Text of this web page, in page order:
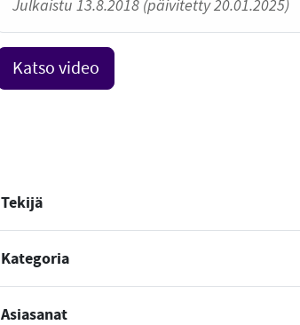
Julkaistu 13.8.2018 (päivitetty 20.01.2025)
Katso video
Tekijä
Kategoria
Asiasanat